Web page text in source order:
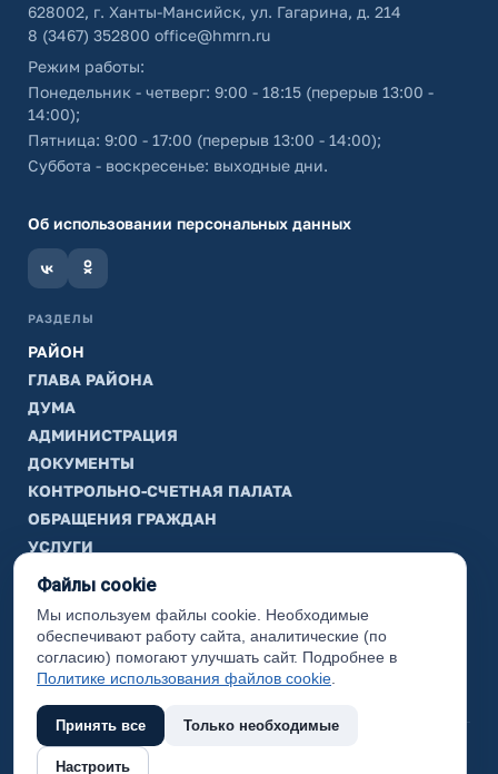
628002, г. Ханты-Мансийск, ул. Гагарина, д. 214
8 (3467) 352800 office@hmrn.ru
Режим работы:
Понедельник - четверг: 9:00 - 18:15 (перерыв 13:00 -
14:00);
Пятница: 9:00 - 17:00 (перерыв 13:00 - 14:00);
Суббота - воскресенье: выходные дни.
Об использовании персональных данных
РАЗДЕЛЫ
РАЙОН
ГЛАВА РАЙОНА
ДУМА
АДМИНИСТРАЦИЯ
ДОКУМЕНТЫ
КОНТРОЛЬНО-СЧЕТНАЯ ПАЛАТА
ОБРАЩЕНИЯ ГРАЖДАН
УСЛУГИ
ТИК
ИНФОРМАЦИЯ
Законодательная карта
Карта сайта
(с) 2017 Ханты-Мансийский район, официальный сайт
Файлы cookie
Мы используем файлы cookie. Необходимые
обеспечивают работу сайта, аналитические (по
согласию) помогают улучшать сайт. Подробнее в
Политике использования файлов cookie
Принять все Только необходимые
Настроить